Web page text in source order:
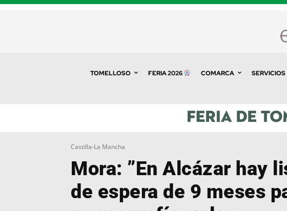
TOMELLOSO FERIA 2026 COMARCA SERVICIOS
Castilla-La Mancha
Mora: ”En Alcázar hay
de espera de 9 meses